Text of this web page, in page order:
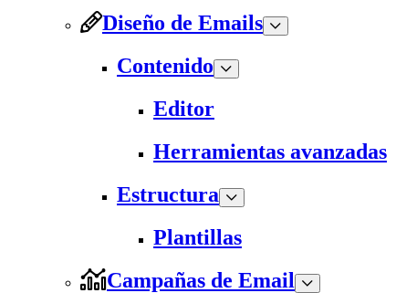
Diseño de Emails
Contenido
Editor
Herramientas avanzadas
Estructura
Plantillas
Campañas de Email